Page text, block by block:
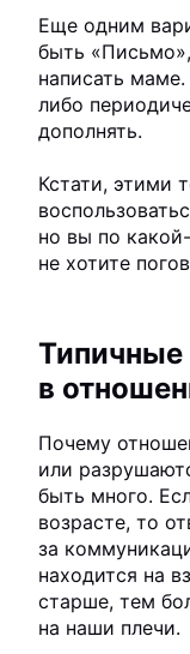
Еще одним
быть
написать
либо
дополнять.
Кстати, этими
но вы по
не хотите
в
Почему
или
быть много.
возрасте, то
за
находится на
старше, тем
на наши плечи.